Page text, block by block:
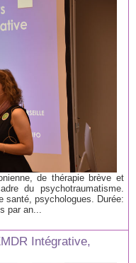
de thérapie brève et
du psychotraumatisme.
santé, psychologues. Durée:
par an...
Intégrative,